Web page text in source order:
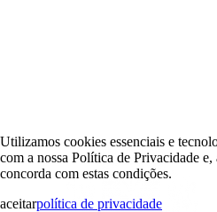
Utilizamos cookies essenciais e
com a nossa Política de Privacidade
concorda com estas condições.
aceitarpolítica de privacidade